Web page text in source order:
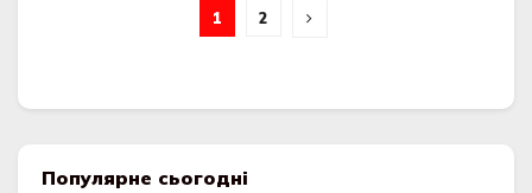
1 2
Популярне сьогодні